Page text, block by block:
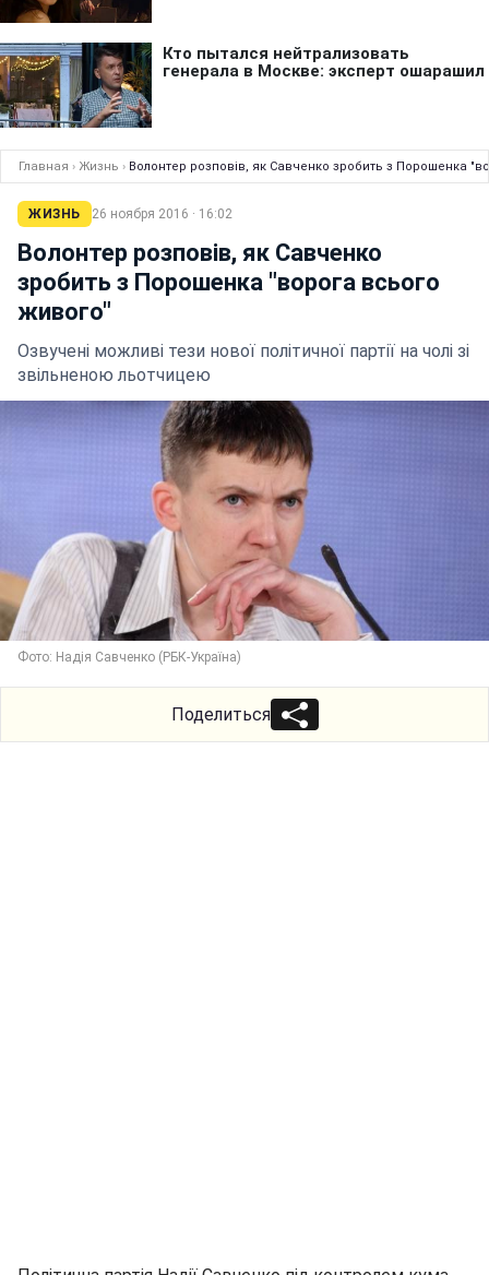
Главная › Жизнь › Волонтер розповів, як Савченко зробить з Порошенка
ЖИЗНЬ 26 ноября 2016 · 16:02
Волонтер розповів, як Савченко
зробить з Порошенка "ворога всього
живого"
Озвучені можливі тези нової політичної партії на чолі зі
звільненою льотчицею
Фото: Надія Савченко (РБК-Україна)
Поделиться